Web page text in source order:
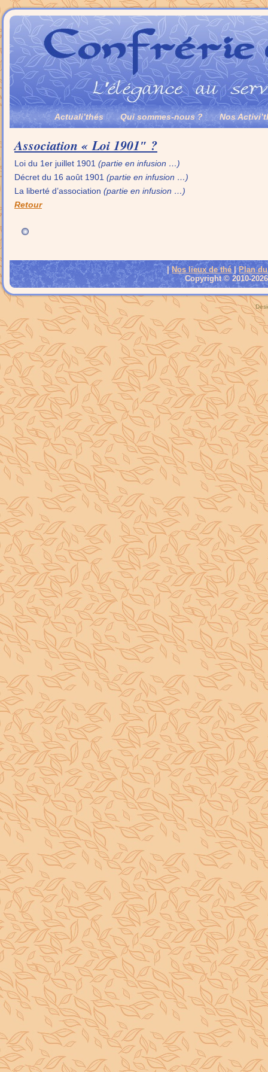
Actuali’thés Qui sommes-nous ? Nos
Association « Loi 1901″ ?
Loi du 1er juillet 1901 (partie en infusion …)
Décret du 16 août 1901 (partie en infusion …)
La liberté d’association (partie en infusion …)
Retour
|Nos lieux de thé |Plan
Copyright © 2010-